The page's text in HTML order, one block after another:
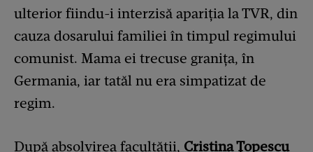
ulterior fiindu-i interzisă apariția la TVR, din
cauza dosarului familiei în timpul regimului
comunist. Mama ei trecuse granița, în
Germania, iar tatăl nu era simpatizat de
regim.
După absolvirea facultății, Cristina Țopescu